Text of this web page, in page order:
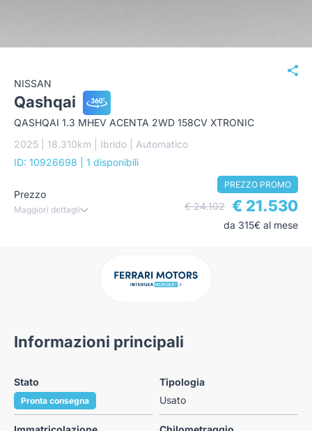
NISSAN
Qashqai
QASHQAI 1.3 MHEV ACENTA 2WD 158CV XTRONIC
2025 | 18.310km | Ibrido | Automatico
ID: 10926698
| 1 disponibili
Prezzo
Maggiori dettagli
PREZZO PROMO
€ 24.102 € 21.530
da 315€ al mese
Informazioni principali
Stato
Pronta consegna
Tipologia
Usato